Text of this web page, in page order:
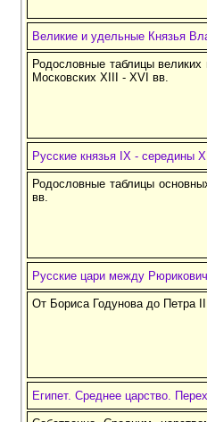
Великие и удельные Князья
Родословные таблицы
Московских XIII - XVI вв.
Русские князья IX - середины
Родословные таблицы
вв.
Русские цари между
От Бориса Годунова до Петра
Египет. Среднее царство.